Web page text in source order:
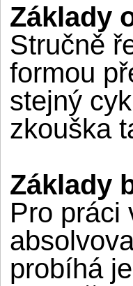
Základy
Stručně
formou
stejný
zkouška
Základy
Pro práci
probíhá